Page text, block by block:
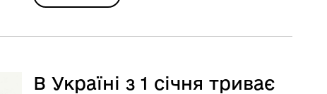
В Україні з 1 січня триває